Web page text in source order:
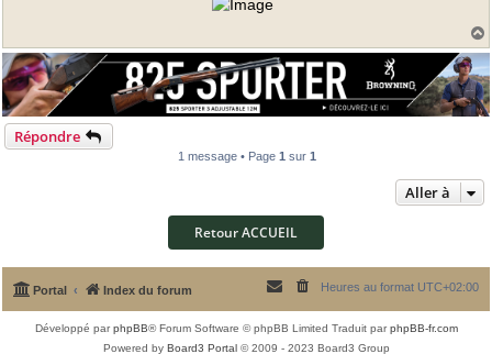
t
Répondre
1 message • Page 1 sur 1
Aller à
Retour ACCUEIL
Portal Index du forum Heures au format UTC+02:00
Développé parphpBB® Forum Software © phpBB Limited Traduit parphpBB-fr.com
Powered by Board3 Portal© 2009 - 2023 Board3 Group